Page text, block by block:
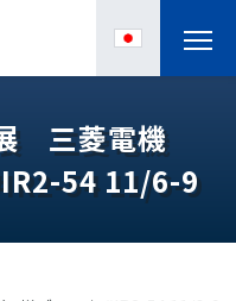
三菱電機
54 11/6-9